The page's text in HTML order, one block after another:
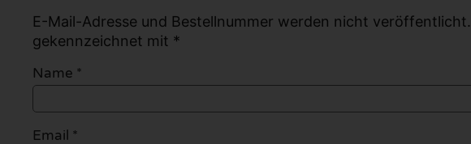
E-Mail-Adresse und Bestellnummer werden nicht
gekennzeichnet mit *
Name *
Email *